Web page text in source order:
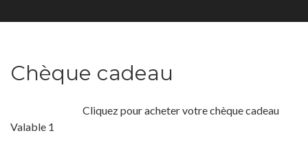
Chèque cadeau
Cliquez pour acheter votre chèque cadeau
Valable 1